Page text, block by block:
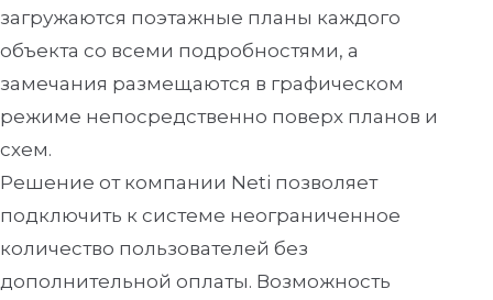
загружаются поэтажные планы каждого
объекта со всеми подробностями, а
замечания размещаются в графическом
режиме непосредственно поверх планов и
схем.
Решение от компании Neti позволяет
подключить к системе неограниченное
количество пользователей без
дополнительной оплаты. Возможность